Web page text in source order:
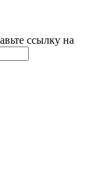
ссылку на